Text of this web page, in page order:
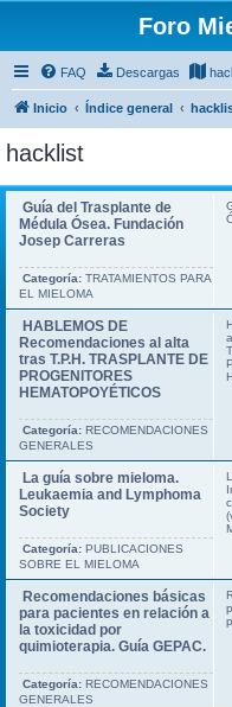
Foro
FAQ Descargas
Inicio Índice general
hacklist
Guía del Trasplante de
Médula Ósea. Fundación
Josep Carreras
Categoría: TRATAMIENTOS PARA
EL MIELOMA
HABLEMOS DE
Recomendaciones al alta
tras T.P.H. TRASPLANTE DE
PROGENITORES
HEMATOPOYÉTICOS
Categoría: RECOMENDACIONES
GENERALES
La guía sobre mieloma.
Leukaemia and Lymphoma
Society
Categoría: PUBLICACIONES
SOBRE EL MIELOMA
Recomendaciones básicas
para pacientes en relación a
la toxicidad por
quimioterapia. Guía GEPAC.
Categoría: RECOMENDACIONES
GENERALES